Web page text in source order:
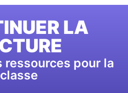
LA
ressources pour la
classe